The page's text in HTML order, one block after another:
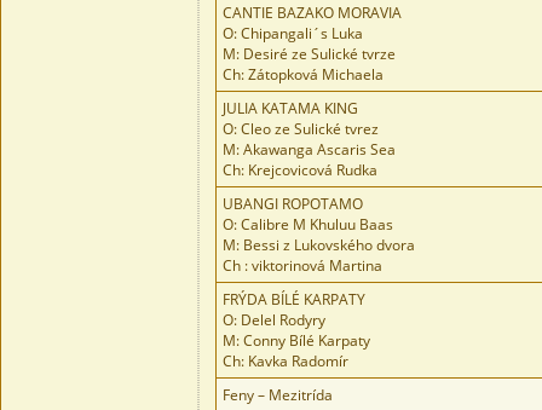
CANTIE BAZAKO MORAVIA
O: Chipangali´s Luka
M: Desiré ze Sulické tvrze
Ch: Zátopková Michaela
JULIA KATAMA KING
O: Cleo ze Sulické tvrez
M: Akawanga Ascaris Sea
Ch: Krejcovicová Rudka
UBANGI ROPOTAMO
O: Calibre M Khuluu Baas
M: Bessi z Lukovského dvora
Ch : viktorinová Martina
FRÝDA BÍLÉ KARPATY
O: Delel Rodyry
M: Conny Bílé Karpaty
Ch: Kavka Radomír
Feny – Mezitrída